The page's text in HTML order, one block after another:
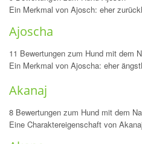
Ein Merkmal von Ajosch: eher
Ajoscha
11 Bewertungen zum Hund mit dem
Ein Merkmal von Ajoscha: eher
Akanaj
8 Bewertungen zum Hund mit dem
Eine Charaktereigenschaft von